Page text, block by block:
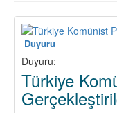
Duyuru
Duyuru:
Türkiye